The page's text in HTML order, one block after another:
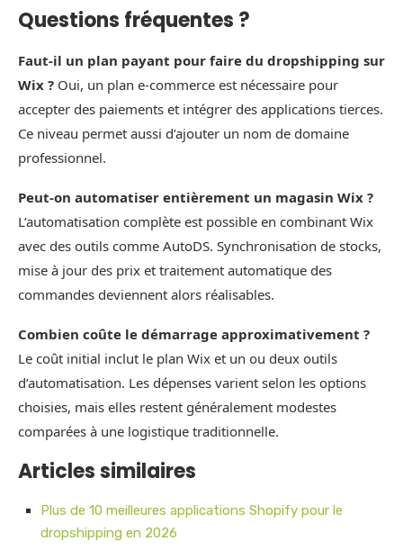
Questions fréquentes ?
Faut‑il un plan payant pour faire du dropshipping sur
Wix ? Oui, un plan e‑commerce est nécessaire pour
accepter des paiements et intégrer des applications tierces.
Ce niveau permet aussi d’ajouter un nom de domaine
professionnel.
Peut‑on automatiser entièrement un magasin Wix ?
L’automatisation complète est possible en combinant Wix
avec des outils comme AutoDS. Synchronisation de stocks,
mise à jour des prix et traitement automatique des
commandes deviennent alors réalisables.
Combien coûte le démarrage approximativement ?
Le coût initial inclut le plan Wix et un ou deux outils
d’automatisation. Les dépenses varient selon les options
choisies, mais elles restent généralement modestes
comparées à une logistique traditionnelle.
Articles similaires
Plus de 10 meilleures applications Shopify pour le
dropshipping en 2026